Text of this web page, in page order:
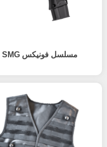
مسلسل فونیکس MP7 SMG